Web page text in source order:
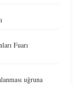
Fuarı
uğruna